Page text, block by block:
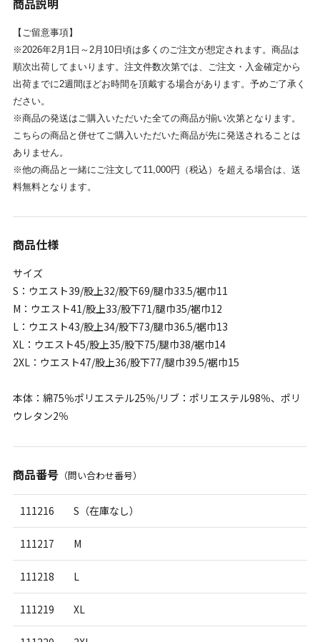
商品説明
【ご留意事項】
※2026年2月1日～2月10日頃は多くのご注文が想定されます。商品は
順次出荷してまいります。注文件数次第では、ご注文・入金確定から
出荷までに2週間ほどお時間を頂戴する場合があります。予めご了承く
ださい。
※商品の発送はご購入いただいた全ての商品が揃い次第となります。
こちらの商品と併せてご購入いただいた商品が先に発送されることは
ありません。
※他の商品と一緒にご注文して11,000円（税込）を超える場合は、送
料無料となります。
商品仕様
サイズ
S：ウエスト39/股上32/股下69/腿巾33.5/裾巾11
M：ウエスト41/股上33/股下71/腿巾35/裾巾12
L：ウエスト43/股上34/股下73/腿巾36.5/裾巾13
XL：ウエスト45/股上35/股下75/腿巾38/裾巾14
2XL：ウエスト47/股上36/股下77/腿巾39.5/裾巾15
本体：綿75％ポリエステル25％/リブ：ポリエステル98％、ポリ
ウレタン2％
商品番号（問い合わせ番号）
111216 S（在庫なし）
111217 M
111218 L
111219 XL